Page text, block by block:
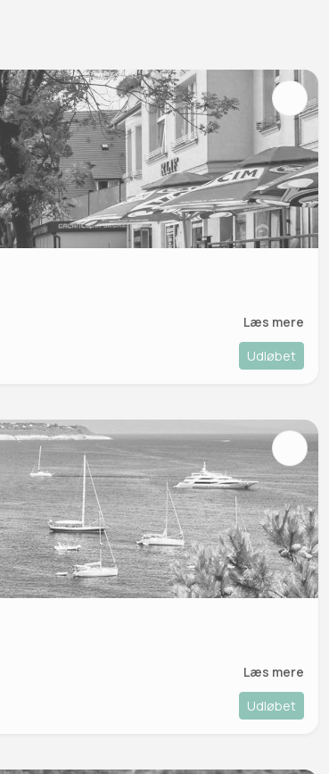
Læs mere
Udløbet
Læs mere
Udløbet